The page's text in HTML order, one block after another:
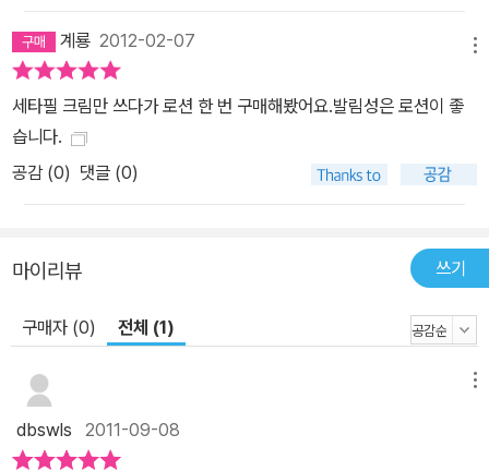
계룡 2012-02-07
세타필 크림만 쓰다가 로션 한 번 구매해봤어요.발림성은 로션이 좋
습니다.
공감 (0) 댓글 (0)
마이리뷰 쓰기
구매자 (0) 전체 (1)
dbswls 2011-09-08